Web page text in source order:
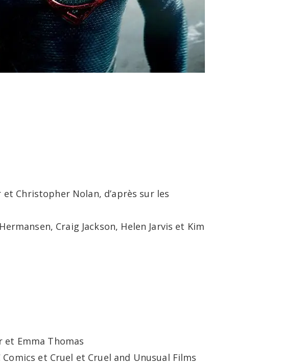
et Christopher Nolan, d’après sur les
Craig Jackson, Helen Jarvis et Kim
et Emma Thomas
et Cruel et Cruel and Unusual Films